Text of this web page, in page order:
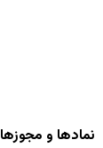
نمادها و مجوزها